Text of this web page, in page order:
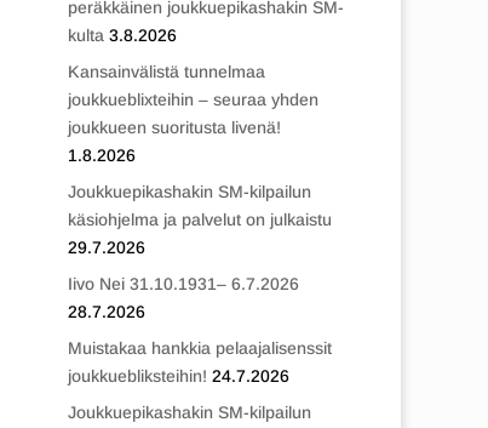
peräkkäinen joukkuepikashakin SM-
kulta 3.8.2026
Kansainvälistä tunnelmaa
joukkueblixteihin – seuraa yhden
joukkueen suoritusta livenä!
1.8.2026
Joukkuepikashakin SM-kilpailun
käsiohjelma ja palvelut on julkaistu
29.7.2026
Iivo Nei 31.10.1931– 6.7.2026
28.7.2026
Muistakaa hankkia pelaajalisenssit
joukkuebliksteihin! 24.7.2026
Joukkuepikashakin SM-kilpailun